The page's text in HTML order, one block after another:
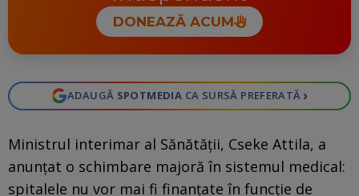
DONEAZĂ ACUM
ADAUGĂ SPOTMEDIA CA SURSĂ PREFERATĂ ›
Ministrul interimar al Sănătății, Cseke Attila, a
anunțat o schimbare majoră în sistemul medical:
spitalele nu vor mai fi finanțate în funcție de